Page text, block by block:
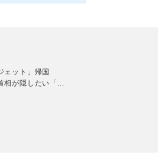
ット」帰国
相が隠したい「...